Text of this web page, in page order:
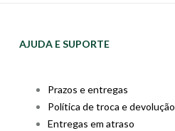
AJUDA E SUPORTE
Prazos e entregas
Política de troca e devolução
Entregas em atraso